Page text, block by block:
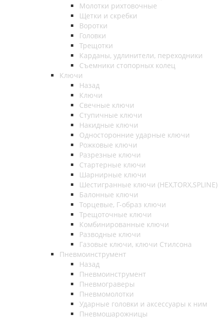
Молотки рихтовочные
Щетки и скребки
Воротки
Головки
Трещотки
Карданы, удлинители, переходники
Съемники стопорных колец
Ключи
Назад
Ключи
Свечные ключи
Ступичные ключи
Накидные ключи
Односторонние ударные ключи
Рожковые ключи
Разрезные ключи
Стартерные ключи
Шарнирные ключи
Шестигранные ключи (HEX,TORX,SPLINE)
Балонные ключи
Торцевые, Г-образ ключи
Трещоточные ключи
Комбинированные ключи
Разводные ключи
Газовые ключи, ключи Стилсона
Пневмоинструмент
Назад
Пневмоинструмент
Пневмограверы
Пневмомолотки
Ударные головки и аксессуары к ним
Пневмошарожницы